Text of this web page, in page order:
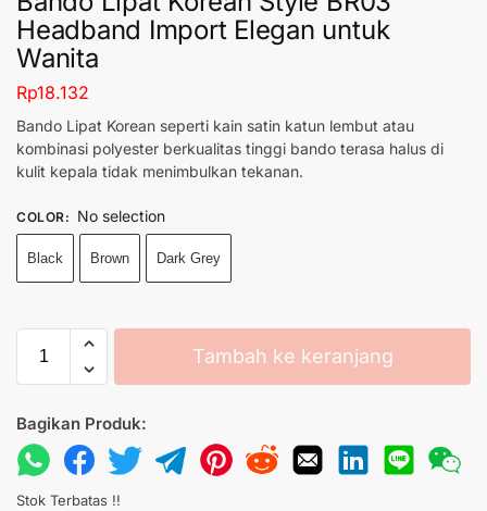
Headband Import Elegan untuk
Wanita
Rp18.132
Bando Lipat Korean seperti kain satin katun lembut atau
kombinasi polyester berkualitas tinggi bando terasa halus di
kulit kepala tidak menimbulkan tekanan.
COLOR: No selection
Black Brown Dark Grey
Tambah ke keranjang
Bagikan Produk:
Stok Terbatas !!